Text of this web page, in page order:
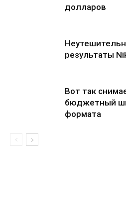
долларов
результаты
Вот так
бюджетный
формата